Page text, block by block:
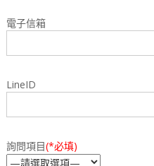
電子信箱
LineID
詢問項目(*必填)